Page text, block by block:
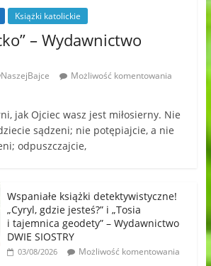
Książki katolickie
– Wydawnictwo
Możliwość komentowania
jak Ojciec wasz jest miłosierny. Nie
sądzeni; nie potępiajcie, a nie
odpuszczajcie,
Wspaniałe książki detektywistyczne!
„Cyryl, gdzie jesteś?” i „Tosia
i tajemnica geodety” – Wydawnictwo
DWIE SIOSTRY
03/08/2026
Możliwość komentowania